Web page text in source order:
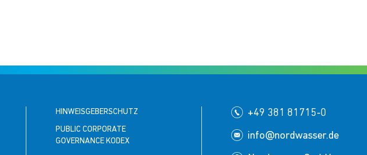
HINWEISGEBERSCHUTZ
PUBLIC CORPORATE
GOVERNANCE KODEX
+49 381 81715-0
info@nordwasser.de